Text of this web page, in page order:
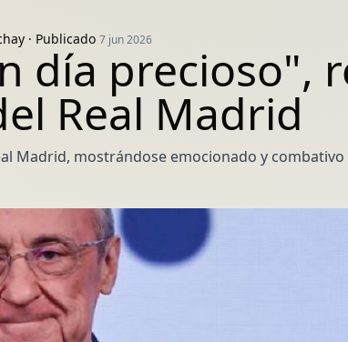
· Publicado 7 jun 2026
día precioso",
Real Madrid
Madrid, mostrándose emocionado y